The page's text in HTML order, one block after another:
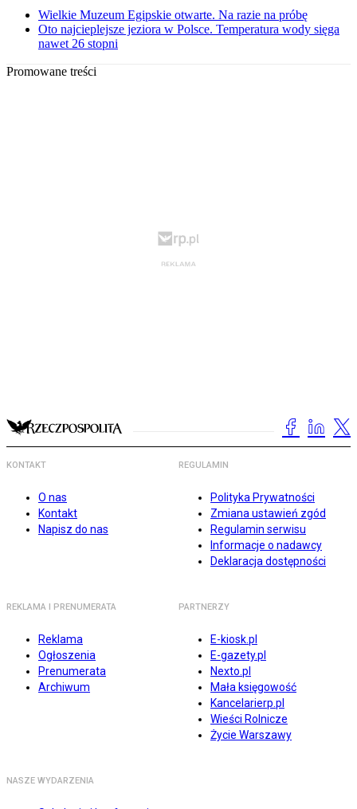
Wielkie Muzeum Egipskie otwarte. Na razie na próbę
Oto najcieplejsze jeziora w Polsce. Temperatura wody sięga
nawet 26 stopni
Promowane treści
KONTAKT
O nas
Kontakt
Napisz do nas
REGULAMIN
Polityka Prywatności
Zmiana ustawień zgód
Regulamin serwisu
Informacje o nadawcy
Deklaracja dostępności
REKLAMA I PRENUMERATA
Reklama
Ogłoszenia
Prenumerata
Archiwum
PARTNERZY
E-kiosk.pl
E-gazety.pl
Nexto.pl
Mała księgowość
Kancelarierp.pl
Wieści Rolnicze
Życie Warszawy
NASZE WYDARZENIA